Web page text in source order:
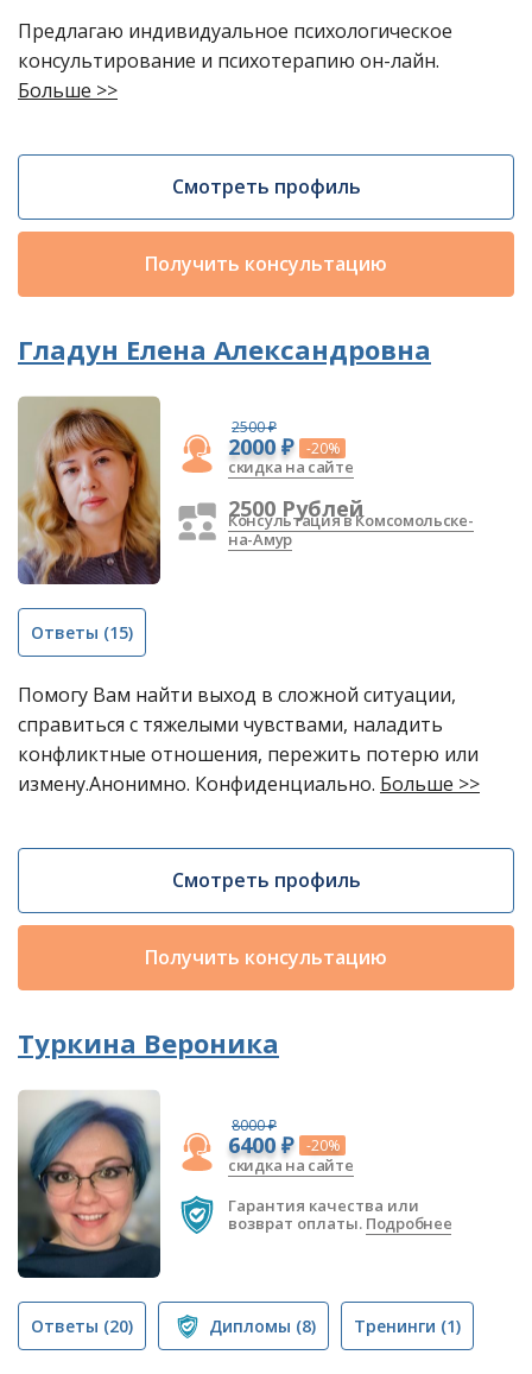
Предлагаю индивидуальное психологическое
консультирование и психотерапию он-лайн.
Больше >>
Смотреть профиль
Получить консультацию
Гладун Елена Александровна
2500 ₽
2000 ₽ -20%
скидка на сайте
2500 Рублей
Консультация в Комсомольске-
на-Амур
Ответы (15)
Помогу Вам найти выход в сложной ситуации,
справиться с тяжелыми чувствами, наладить
конфликтные отношения, пережить потерю или
измену.Анонимно. Конфиденциально. Больше >>
Смотреть профиль
Получить консультацию
Туркина Вероника
8000 ₽
6400 ₽ -20%
скидка на сайте
Гарантия качества или
возврат оплаты. Подробнее
Ответы (20) Дипломы (8) Тренинги (1)